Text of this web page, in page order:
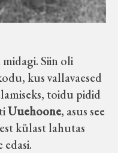
Siin oli
kus vallavaesed
toidu pidid
Uuehoone, asus see
külast lahutas
edasi.